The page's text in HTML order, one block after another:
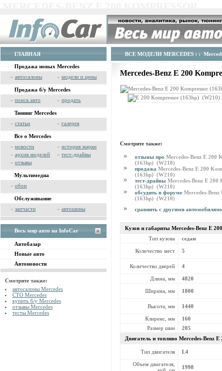
ГЛАВНАЯ
Продажа новых Mercedes
» автосалоны » модели и цены
Продажа б/у Mercedes
» поиск авто » продать
Тюнинг Mercedes
» статьи » галерея
Все о Mercedes
» новости » история марки
» архив моделей » тест-драйвы
» отзывы
Мультимедиа
» обои
Обслуживание
» запчасти » автошины
Весь мир авто на InfoCar
Автобазар
Новые авто
Автоновости
Смотрите также:
автосалоны Mercedes
СТО Mercedes
купить б/у Mercedes
отзывы Mercedes
тесты Mercedes
ВСЕ МОДЕЛИ MERCEDES : :
Mercedes-Benz E 200
Смотрите также:
отзывы про Mercedes-Benz E 200
(163hp) (W210)
продажа Mercedes-Benz E 200
(163hp) (W210)
тест-драйвы Mercedes-Benz E 200
(163hp) (W210)
обсудить в форуме Mercedes-
(163hp) (W210)
сравнить с другими
Кузов и габариты Mercedes-Benz E
Тип кузова
седан
Количество мест 5
Количество дверей 4
Длина, мм 4820
Ширина, мм 1800
Высота, мм 1440
Клиренс, мм
160
Размер шин
205
Двигатель и топливо Mercedes-Benz E
Тип двигателя L4
Объем двигателя,
1998